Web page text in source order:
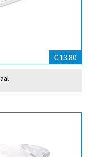
€ 13.80